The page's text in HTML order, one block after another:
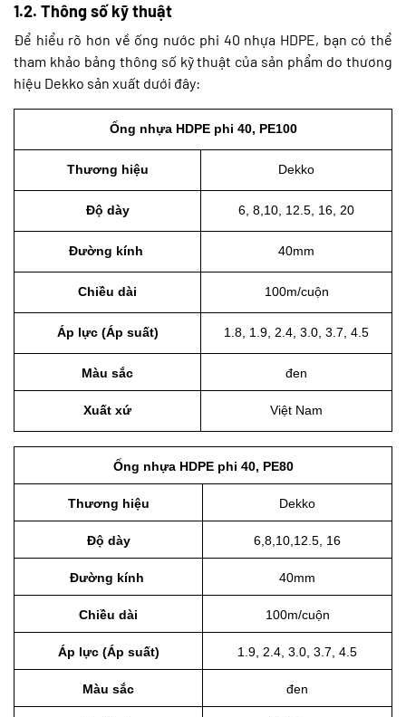
1.2. Thông số kỹ thuật
Để hiểu rõ hơn về ống nước phi 40 nhựa HDPE, bạn có thể
tham khảo bảng thông số kỹ thuật của sản phẩm do thương
hiệu Dekko sản xuất dưới đây:
Ống nhựa HDPE phi 40, PE100
Thương hiệu Dekko
Độ dày 6, 8,10, 12.5, 16, 20
Đường kính 40mm
Chiều dài 100m/cuộn
Áp lực (Áp suất) 1.8, 1.9, 2.4, 3.0, 3.7, 4.5
Màu sắc đen
Xuất xứ Việt Nam
Ống nhựa HDPE phi 40, PE80
Thương hiệu Dekko
Độ dày 6,8,10,12.5, 16
Đường kính 40mm
Chiều dài 100m/cuộn
Áp lực (Áp suất) 1.9, 2.4, 3.0, 3.7, 4.5
Màu sắc đen